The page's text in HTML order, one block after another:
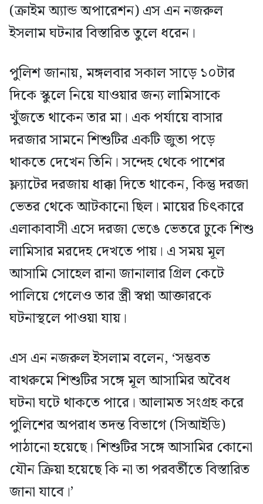
(ক্রাইম অ্যান্ড অপারেশন) এস এন নজরুল
ইসলাম ঘটনার বিস্তারিত তুলে ধরেন।
পুলিশ জানায়, মঙ্গলবার সকাল সাড়ে ১০টার
দিকে স্কুলে নিয়ে যাওয়ার জন্য লামিসাকে
খুঁজতে থাকেন তার মা। এক পর্যায়ে বাসার
দরজার সামনে শিশুটির একটি জুতা পড়ে
থাকতে দেখেন তিনি। সন্দেহ থেকে পাশের
ফ্ল্যাটের দরজায় ধাক্কা দিতে থাকেন, কিন্তু দরজা
ভেতর থেকে আটকানো ছিল। মায়ের চিৎকারে
এলাকাবাসী এসে দরজা ভেঙে ভেতরে ঢুকে শিশু
লামিসার মরদেহ দেখতে পায়। এ সময় মূল
আসামি সোহেল রানা জানালার গ্রিল কেটে
পালিয়ে গেলেও তার স্ত্রী স্বপ্না আক্তারকে
ঘটনাস্থলে পাওয়া যায়।
এস এন নজরুল ইসলাম বলেন, ‘সম্ভবত
বাথরুমে শিশুটির সঙ্গে মূল আসামির অবৈধ
ঘটনা ঘটে থাকতে পারে। আলামত সংগ্রহ করে
পুলিশের অপরাধ তদন্ত বিভাগে (সিআইডি)
পাঠানো হয়েছে। শিশুটির সঙ্গে আসামির কোনো
যৌন ক্রিয়া হয়েছে কি না তা পরবর্তীতে বিস্তারিত
জানা যাবে।’